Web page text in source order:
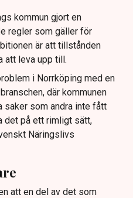
för
kommun gjort en
regler som gäller för
är att tillstånden
att leva upp till.
i Norrköping med en
där kommunen
som andra inte fått
det på ett rimligt sätt,
Näringslivs
att en del av det som